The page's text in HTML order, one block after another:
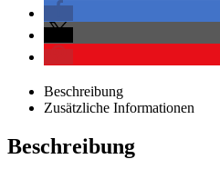
Beschreibung
Zusätzliche Informationen
Beschreibung